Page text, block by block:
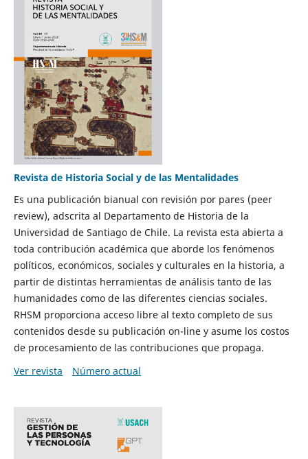
Revista de Historia Social y de las Mentalidades
Es una publicación bianual con revisión por pares (peer
review), adscrita al Departamento de Historia de la
Universidad de Santiago de Chile. La revista esta abierta a
toda contribución académica que aborde los fenómenos
políticos, económicos, sociales y culturales en la historia, a
partir de distintas herramientas de análisis tanto de las
humanidades como de las diferentes ciencias sociales.
RHSM proporciona acceso libre al texto completo de sus
contenidos desde su publicación on-line y asume los costos
de procesamiento de las contribuciones que propaga.
Ver revista
Número actual